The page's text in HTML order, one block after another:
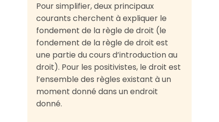
Pour simplifier, deux principaux
courants cherchent à expliquer le
fondement de la règle de droit (le
fondement de la règle de droit est
une partie du cours d’introduction au
droit). Pour les positivistes, le droit est
l’ensemble des règles existant à un
moment donné dans un endroit
donné.